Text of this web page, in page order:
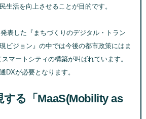
生活を向上させることが目的です。
表した『まちづくりのデジタル・トラン
ビジョン』の中では今後の都市政策にはま
マートシティの構築が叫ばれています。
DXが必要となります。
する「MaaS(Mobility as